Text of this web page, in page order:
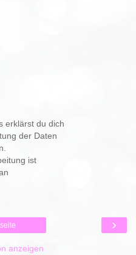
erklärst du dich
der Daten
ist
›
anzeigen